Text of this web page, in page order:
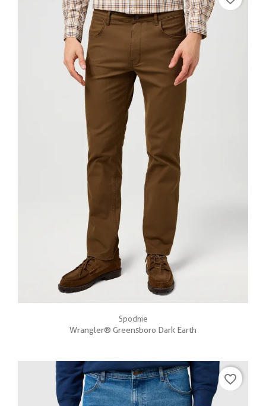
Spodnie
Wrangler® Greensboro Dark Earth
favorite_border